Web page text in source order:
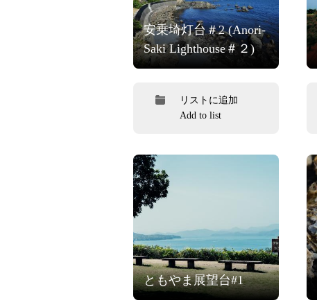
安乗埼灯台＃2 (Anori-
Saki Lighthouse＃２)
リストに追加
Add to list
ともやま展望台#1